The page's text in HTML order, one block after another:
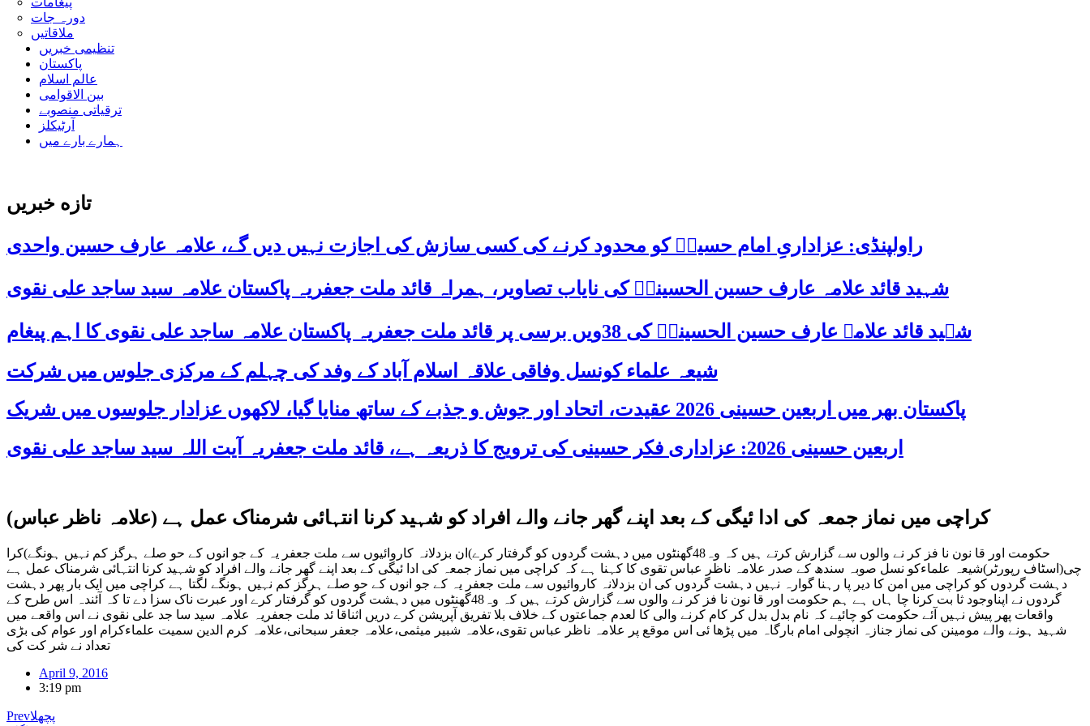
دورہ جات
ملاقاتیں
تنظیمی خبریں
پاکستان
عالم اسلام
بین الاقوامی
ترقیاتی منصوبے
آرٹیکلز
ہمارے بارے میں
تازه خبریں
راولپنڈی: عزاداریِ امام حسینؑ کو محدود کرنے کی کسی سازش کی اجازت نہیں دیں گے، علامہ عارف حسین واحدی
شہید قائد علامہ عارف حسین الحسینیؒ کی نایاب تصاویر، ہمراہ قائد ملت جعفریہ پاکستان علامہ سید ساجد علی نقوی
شہید قائد علامہ عارف حسین الحسینیؒ کی 38ویں برسی پر قائد ملت جعفریہ پاکستان علامہ ساجد علی نقوی کا اہم پیغام
شیعہ علماء کونسل وفاقی علاقہ اسلام آباد کے وفد کی چہلم کے مرکزی جلوس میں شرکت
پاکستان بھر میں اربعین حسینی 2026 عقیدت، اتحاد اور جوش و جذبے کے ساتھ منایا گیا، لاکھوں عزادار جلوسوں میں شریک
اربعین حسینی 2026: عزاداری فکر حسینی کی ترویج کا ذریعہ ہے، قائد ملت جعفریہ آیت اللہ سید ساجد علی نقوی
کراچی میں نماز جمعہ کی ادا ئیگی کے بعد اپنے گھر جانے والے افراد کو شہید کرنا انتہائی شرمناک عمل ہے (علامہ ناظر عباس)
حکومت اور قا نون نا فز کر نے والوں سے گزارش کرتے ہیں کہ وہ48گھنٹوں میں دہشت گردوں کو گرفتار کرے)ان بزدلانہ کاروائیوں سے ملت جعفر یہ کے جو انوں کے حو صلے ہرگز کم نہیں ہونگے)کرا
چی(اسٹاف رپورٹر)شیعہ علماءکو نسل صوبہ سندھ کے صدر علامہ ناظر عباس تقوی کا کہنا ہے کہ کراچی میں نماز جمعہ کی ادا ئیگی کے بعد اپنے گھر جانے والے افراد کو شہید کرنا انتہائی شرمناک عمل ہے
دہشت گردوں کو کراچی میں امن کا دیر پا رہنا گوارہ نہیں دہشت گردوں کی ان بزدلانہ کاروائیوں سے ملت جعفر یہ کے جو انوں کے حو صلے ہرگز کم نہیں ہونگے لگتا ہے کراچی میں ایک بار پھر دہشت
گردوں نے اپناوجود ثا بت کرنا چا ہاں ہے ہم حکومت اور قا نون نا فز کر نے والوں سے گزارش کرتے ہیں کہ وہ48گھنٹوں میں دہشت گردوں کو گرفتار کرے اور عبرت ناک سزا دے تا کہ آئندہ اس طرح کے
واقعات پھر پیش نہیں آئے حکومت کو چائیے کہ نام بدل بدل کر کام کرنے والی کا لعدم جماعتوں کے خلاف بلا تفریق آپریشن کرے دریں اثناقا ئد ملت جعفریہ علامہ سید سا جد علی نقوی نے اس واقعے میں
شہید ہونے والے مومینن کی نماز جنازہ انچولی امام بارگاہ میں پڑھا ئی اس موقع پر علامہ ناظر عباس تقوی،علامہ شبیر میثمی،علامہ جعفر سبحانی،علامہ کرم الدین سمیت علماءکرام اور عوام کی بڑی
تعداد نے شر کت کی
April 9, 2016
3:19 pm
Prevپچھلا